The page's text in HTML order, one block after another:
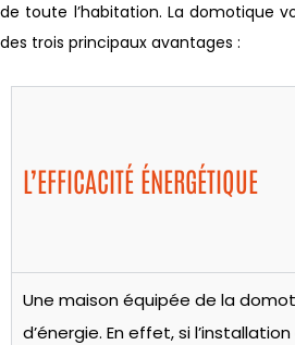
de toute l’habitation. La domotique
des trois principaux avantages :
L’EFFICACITÉ ÉNERGÉTIQUE
Une maison équipée de la
d’énergie. En effet, si l’installation